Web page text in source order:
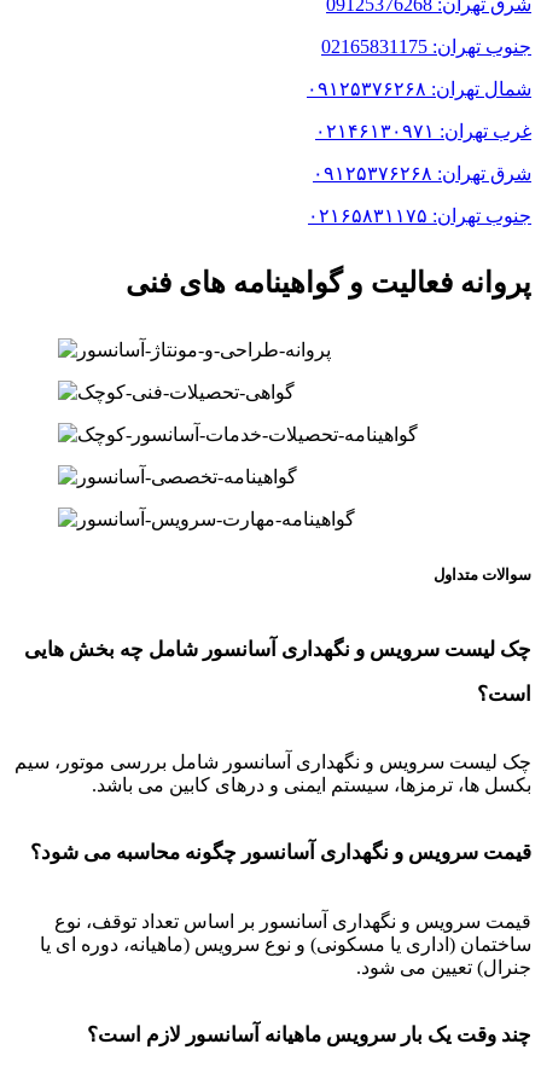
شرق تهران: 09125376268
جنوب تهران: 02165831175
شمال تهران: ۰۹۱۲۵۳۷۶۲۶۸
غرب تهران: ۰۲۱۴۶۱۳۰۹۷۱
شرق تهران: ۰۹۱۲۵۳۷۶۲۶۸
جنوب تهران: ۰۲۱۶۵۸۳۱۱۷۵
پروانه فعالیت و گواهینامه های فنی
سوالات متداول
چک لیست سرویس و نگهداری آسانسور شامل چه بخش هایی
است؟
چک لیست سرویس و نگهداری آسانسور شامل بررسی موتور، سیم
بکسل ها، ترمزها، سیستم ایمنی و درهای کابین می باشد.
قیمت سرویس و نگهداری آسانسور چگونه محاسبه می شود؟
قیمت سرویس و نگهداری آسانسور بر اساس تعداد توقف، نوع
ساختمان (اداری یا مسکونی) و نوع سرویس (ماهیانه، دوره ای یا
جنرال) تعیین می شود.
چند وقت یک بار سرویس ماهیانه آسانسور لازم است؟